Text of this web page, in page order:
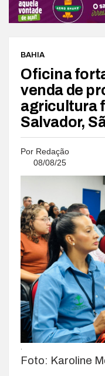
BAHIA
Oficina
venda de
agricultura
Salvador,
Por Redação
08/08/25
.
Foto: Karoline